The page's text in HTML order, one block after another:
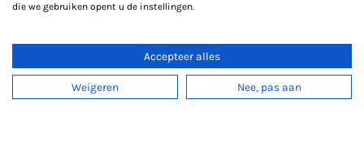
die we gebruiken opent u de instellingen.
Accepteer alles
Weigeren Nee, pas aan